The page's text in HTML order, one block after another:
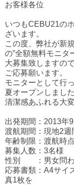
お客様各位
いつもCEBU21の
ざいます。
この度、弊社が新
の”全額無料モニタ
大募集致しますの
ご応募願います。
モニターとして行
夏オープンしました
清潔感あふれる大
出発期間：2013年
渡航期間：現地2週
年齢制限：渡航時
募集人数：3名様
性別 ：男女問
応募書類：A4サイ
真1枚を